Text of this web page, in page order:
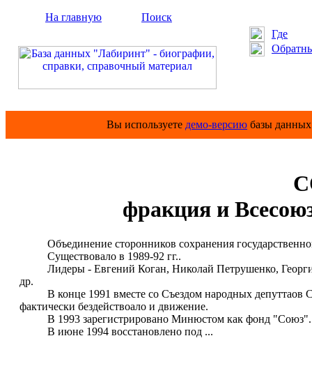
На главную
Поиск
Где
Вы используете демо-версию базы
фpакция и
Объединение сторонников сохранения
Существовало в 1989-92 гг..
Лидеры - Евгений Коган, Николай Петрушенко,
др.
В конце 1991 вместе со Съездом народных депуттаов
фактически бездействоало и движение.
В 1993 зарегистрировано Минюстом как фонд "Союз".
В июне 1994 восстановлено под ...